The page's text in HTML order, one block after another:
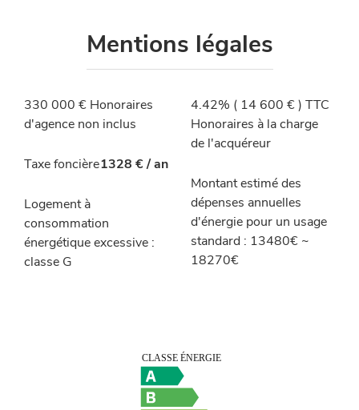
Mentions légales
330 000 € Honoraires
d'agence non inclus
4.42% ( 14 600 € ) TTC
Honoraires à la charge
de l'acquéreur
Taxe foncière1328 € / an
Montant estimé des
dépenses annuelles
d'énergie pour un usage
standard : 13480€ ~
18270€
Logement à
consommation
énergétique excessive :
classe G